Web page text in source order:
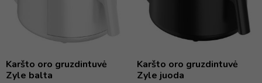
Karšto oro gruzdintuvė
Zyle balta
Karšto oro gruzdintuvė
Zyle juoda